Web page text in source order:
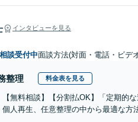
インタビューを見る
談受付中面談方法(対面・電話・ビデ
整理 料金表を見る
【無料相談】【分割払OK】「定期的
個人再生、任意整理の中から最適な